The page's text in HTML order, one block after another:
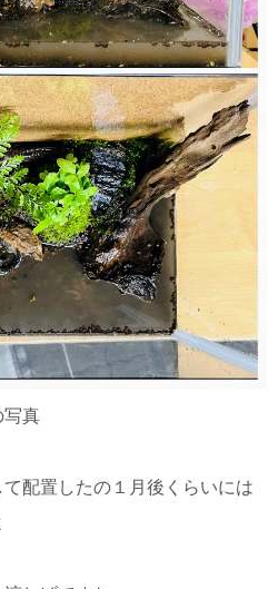
写真
配置したの１月後くらいには